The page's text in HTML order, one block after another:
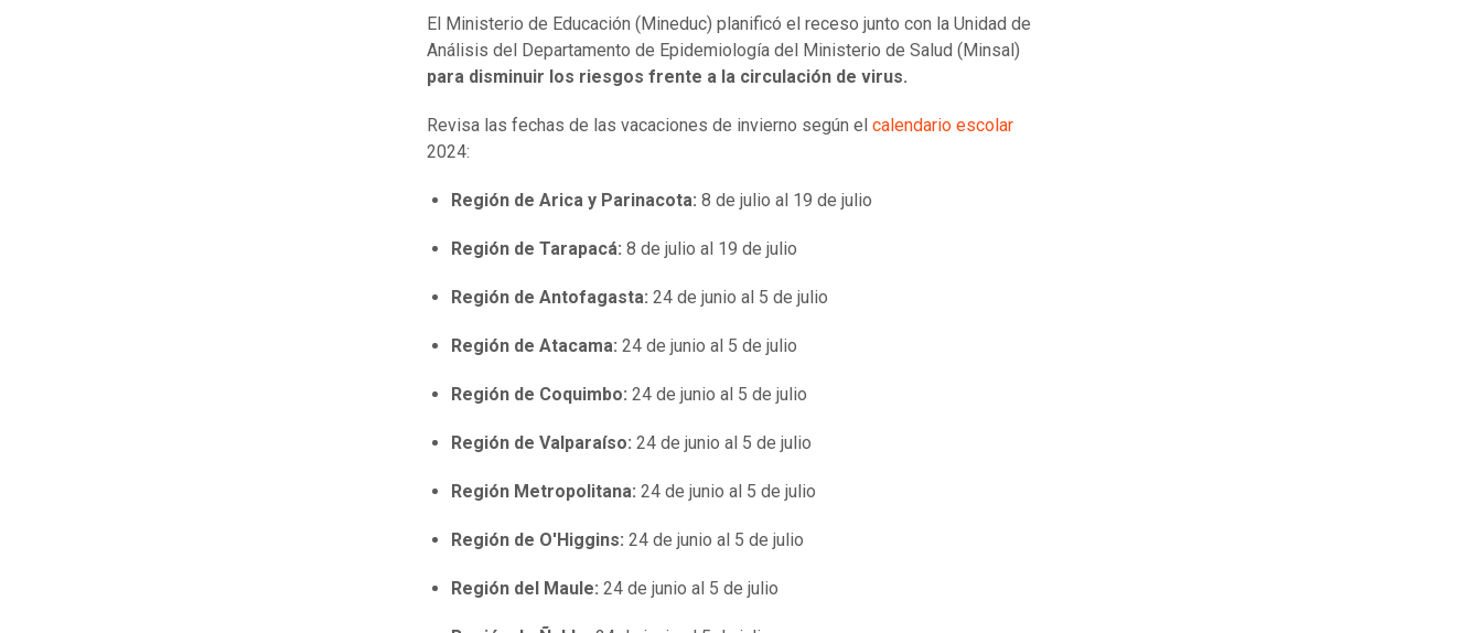
El Ministerio de Educación (Mineduc) planificó el receso junto con la Unidad de
Análisis del Departamento de Epidemiología del Ministerio de Salud (Minsal)
para disminuir los riesgos frente a la circulación de virus.
Revisa las fechas de las vacaciones de invierno según el calendario escolar
2024:
Región de Arica y Parinacota: 8 de julio al 19 de julio
Región de Tarapacá: 8 de julio al 19 de julio
Región de Antofagasta: 24 de junio al 5 de julio
Región de Atacama: 24 de junio al 5 de julio
Región de Coquimbo: 24 de junio al 5 de julio
Región de Valparaíso: 24 de junio al 5 de julio
Región Metropolitana: 24 de junio al 5 de julio
Región de O'Higgins: 24 de junio al 5 de julio
Región del Maule: 24 de junio al 5 de julio